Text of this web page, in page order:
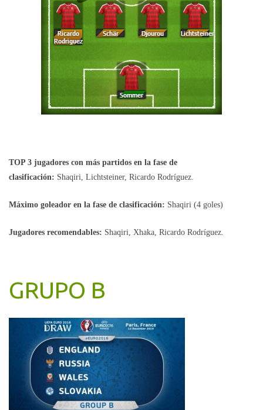
TOP 3 jugadores con más partidos en la fase de
clasificación: Shaqiri, Lichtsteiner, Ricardo Rodríguez.
Máximo goleador en la fase de clasificación: Shaqiri (4 goles)
Jugadores recomendables: Shaqiri, Xhaka, Ricardo Rodríguez.
GRUPO B